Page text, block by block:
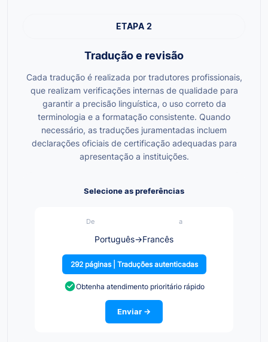
ETAPA 2
Tradução e revisão
Cada tradução é realizada por tradutores profissionais,
que realizam verificações internas de qualidade para
garantir a precisão linguística, o uso correto da
terminologia e a formatação consistente. Quando
necessário, as traduções juramentadas incluem
declarações oficiais de certificação adequadas para
apresentação a instituições.
Selecione as preferências
De a
Português→Francês
292 páginas | Traduções autenticadas
Obtenha atendimento prioritário rápido
Enviar →